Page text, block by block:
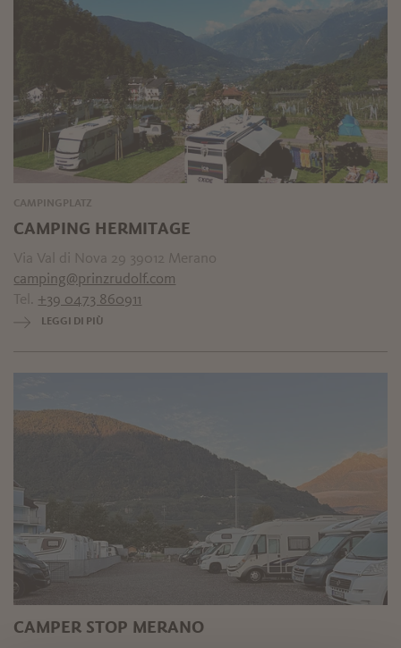
CAMPINGPLATZ
CAMPING HERMITAGE
Via Val di Nova 29 39012 Merano
camping@prinzrudolf.com
Tel. +39 0473 860911
LEGGI DI PIÙ
CAMPER STOP MERANO